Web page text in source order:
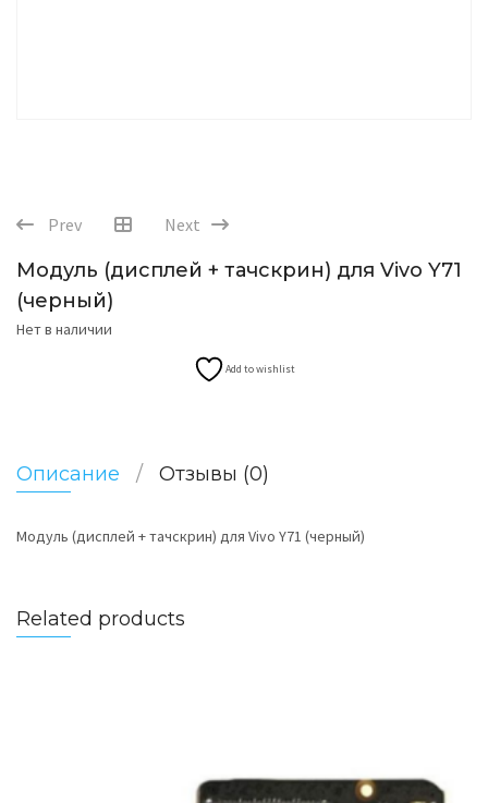
Prev Next
Модуль (дисплей + тачскрин) для Vivo Y71
(черный)
Нет в наличии
Add to wishlist
Описание Отзывы (0)
Модуль (дисплей + тачскрин) для Vivo Y71 (черный)
Related products